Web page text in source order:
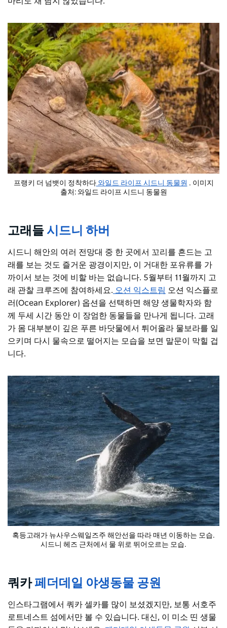
프랭키 더 넘뱃이 정착하다와일드 라이프 시드니 동물원 . 이미지
출처: 와일드 라이프 시드니 동물원
고래들 시드니 하버
시드니 해안의 여러 전망대 중 한 곳에서 꼬리를 흔드는 고
래를 보는 것도 즐거운 광경이지만, 이 거대한 포유류를 가
까이서 보는 것에 비할 바는 없습니다. 5월부터 11월까지 고
래 관찰 크루즈에 참여하세요. 오션 익스트림 오션 익스플로
러(Ocean Explorer) 옵션을 선택하면 해양 생물학자와 함
께 두세 시간 동안 이 장엄한 동물들을 만나게 됩니다. 고래
가 몸 대부분이 깊은 푸른 바닷물에서 튀어올라 물보라를 일
으키며 다시 물속으로 떨어지는 모습을 보면 말문이 막힐 겁
니다.
혹등고래가 뉴사우스웨일즈주 해안선을 따라 매년 이동하는 모습.
시드니 헤즈 근처에서 물 위로 뛰어오르는 모습.
쿼카페더데일 야생동물 공원
인스타그램에서 쿼카 셀카를 많이 보셨겠지만, 보통 서호주
로트네스트 섬에서만 볼 수 있습니다. 대신, 이 미소 띤 생물